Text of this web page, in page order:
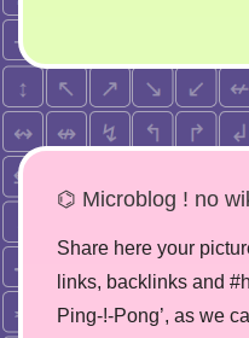
⌬ Microblog ! no
Share here your
links, backlinks and
Ping-!-Pong’, as we